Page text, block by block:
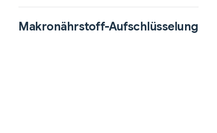
Makronährstoff-Aufschlüsselung